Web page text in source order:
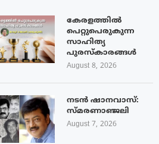
കേരളത്തിൽ
പെറ്റുപെരുകുന്ന
സാഹിത്യ
പുരസ്‌കാരങ്ങൾ
August 8, 2026
നടൻ ഷാനവാസ്:
സ്മരണാഞ്ജലി
August 7, 2026